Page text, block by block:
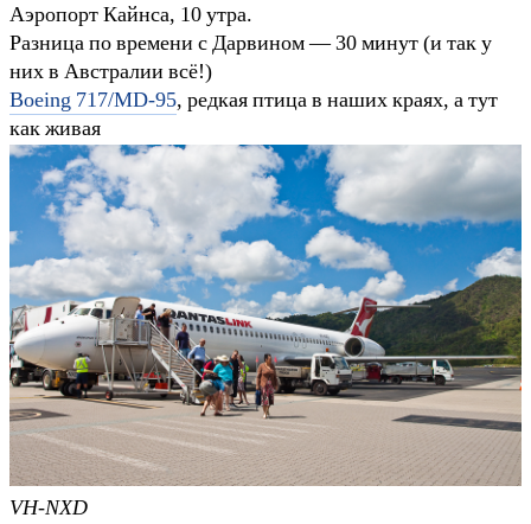
Аэропорт Кайнса, 10 утра.
Разница по времени с Дарвином — 30 минут (и так у
них в Австралии всё!)
Boeing 717/MD-95, редкая птица в наших краях, а тут
как живая
VH-NXD